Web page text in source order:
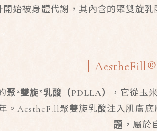
開始被身體代謝，其內含的聚雙旋
｜
聚“雙旋”乳酸（PDLLA）
，它從玉
。AestheFill聚雙旋乳酸注入肌膚底
題 ，屬於